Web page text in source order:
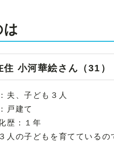
住 小河華絵さん（31）
夫、子ども３人
戸建て
歴：１年
人の子どもを育てているの